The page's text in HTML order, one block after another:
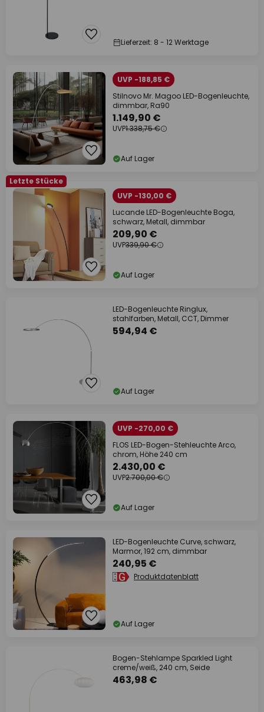
Lieferzeit: 8 - 12 Werktage
UVP -188,85 €
Stilnovo Mr. Magoo LED-Bogenleuchte,
dimmbar, Ra90
1.149,90 €
UVP1.338,75 €
Auf Lager
Letzte Stücke
UVP -130,00 €
Lucande LED-Bogenleuchte Boga,
schwarz, Metall, dimmbar
209,90 €
UVP339,90 €
Auf Lager
LED-Bogenleuchte Ringlux,
stahlfarben, Metall, CCT, Dimmer
594,94 €
Auf Lager
UVP -270,00 €
FLOS LED-Bogen-Stehleuchte Arco,
chrom, Höhe 240 cm
2.430,00 €
UVP2.700,00 €
Auf Lager
LED-Bogenleuchte Curve, schwarz,
Marmor, 192 cm, dimmbar
240,95 €
Produktdatenblatt
Auf Lager
Bogen-Stehlampe Sparkled Light
creme/weiß, 240 cm, Seide
463,98 €